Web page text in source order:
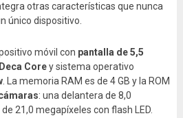
otras características que nunca
único dispositivo.
móvil con pantalla de 5,5
Corey sistema operativo
. La memoria RAM es de 4 GB y la ROM
: una delantera de 8,0
21,0 megapíxeles con flash LED.